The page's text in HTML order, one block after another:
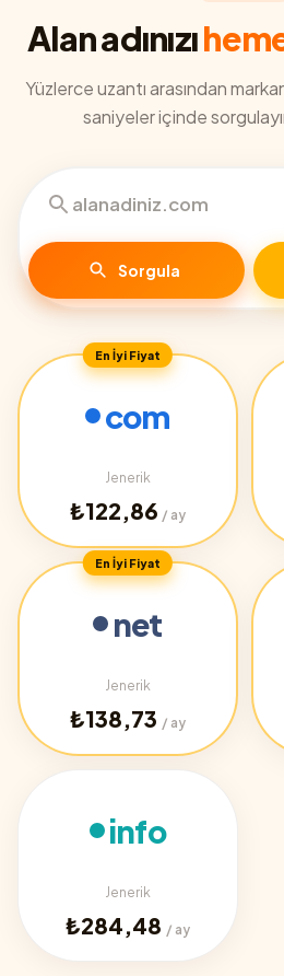
Alan adınızı
Yüzlerce uzantı arasından
saniyeler içinde
Sorgula
En İyi Fiyat
com
Jenerik
₺122,86 / ay
En İyi Fiyat
net
Jenerik
₺138,73 / ay
info
Jenerik
₺284,48 / ay